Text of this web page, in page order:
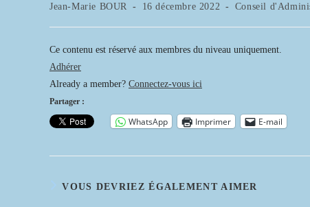
Auteur/autrice
publication :
Jean-Marie BOUR
Publication
16 décembre 2022
Post
Conseil
Ce contenu est réservé aux membres du niveau uniquement.
Adhérer
Already a member? Connectez-vous ici
Partager :
WhatsApp Imprimer E-mail
VOUS DEVRIEZ ÉGALEMENT AIMER